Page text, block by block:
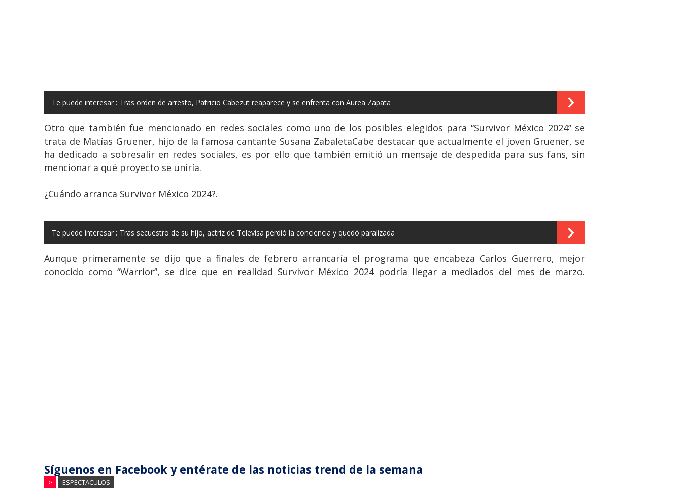
Te puede interesar : Tras orden de arresto, Patricio Cabezut reaparece y se enfrenta con Aurea Zapata
Otro que también fue mencionado en redes sociales como uno de los posibles elegidos para “Survivor México 2024” se
trata de Matías Gruener, hijo de la famosa cantante Susana ZabaletaCabe destacar que actualmente el joven Gruener, se
ha dedicado a sobresalir en redes sociales, es por ello que también emitió un mensaje de despedida para sus fans, sin
mencionar a qué proyecto se uniría.
¿Cuándo arranca Survivor México 2024?.
Te puede interesar : Tras secuestro de su hijo, actriz de Televisa perdió la conciencia y quedó paralizada
Aunque primeramente se dijo que a finales de febrero arrancaría el programa que encabeza Carlos Guerrero, mejor
conocido como “Warrior”, se dice que en realidad Survivor México 2024 podría llegar a mediados del mes de marzo.
Síguenos en Facebook y entérate de las noticias trend de la semana
> ESPECTACULOS